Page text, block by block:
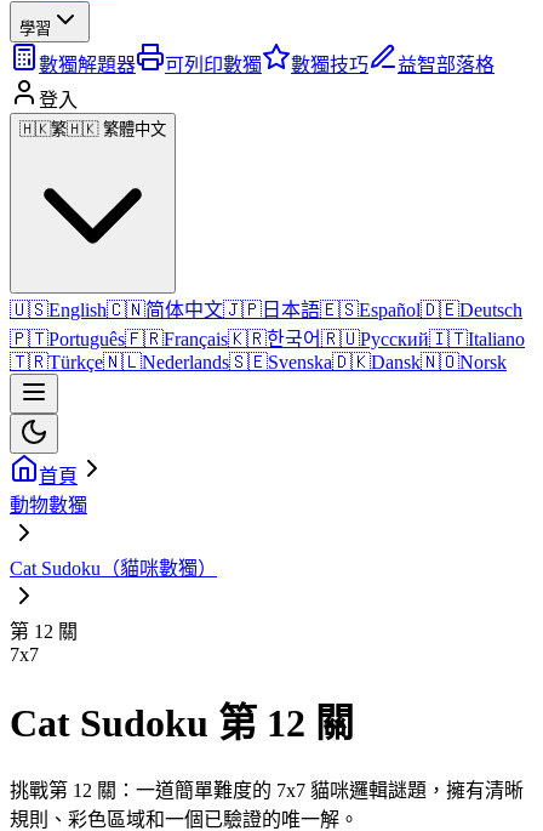
學習
數獨解題器 可列印數獨 數獨技巧
益智部落格
登入
🇭🇰繁🇭🇰 繁體中文
🇺🇸English🇨🇳简体中文🇯🇵 日本語🇪🇸Español🇩🇪Deutsch
🇵🇹Português🇫🇷Français🇰🇷한국어🇷🇺Русский🇮🇹Italiano
🇹🇷Türkçe🇳🇱Nederlands🇸🇪Svenska🇩🇰Dansk🇳🇴Norsk
首頁
動物數獨
Cat Sudoku（貓咪數獨）
第 12 關
7x7
Cat Sudoku 第 12 關
挑戰第 12 關：一道簡單難度的 7x7 貓咪邏輯謎題，擁有清晰
規則、彩色區域和一個已驗證的唯一解。